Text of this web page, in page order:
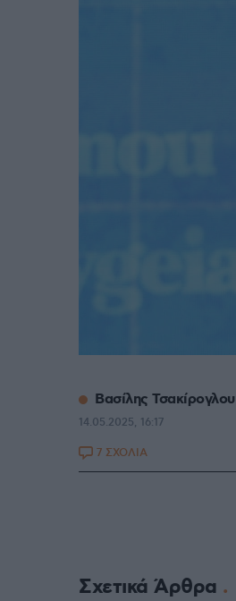
Βασίλης Τσακίρογλου
14.05.2025, 16:17
7 ΣΧΟΛΙΑ
Σχετικά Άρθρα